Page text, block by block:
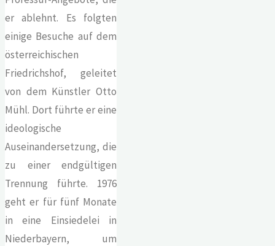
er ablehnt. Es folgten
einige Besuche auf dem
österreichischen
Friedrichshof, geleitet
von dem Künstler Otto
Mühl. Dort führte er eine
ideologische
Auseinandersetzung, die
zu einer endgültigen
Trennung führte. 1976
geht er für fünf Monate
in eine Einsiedelei in
Niederbayern, um